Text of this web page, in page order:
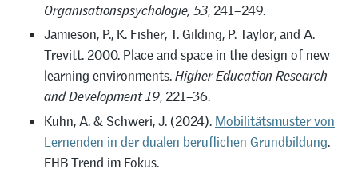
Organisationspsychologie, 53, 241–249.
Jamieson, P., K. Fisher, T. Gilding, P. Taylor, and A.
Trevitt. 2000. Place and space in the design of new
learning environments.Higher Education Research
and Development 19, 221–36.
Kuhn, A. & Schweri, J. (2024). Mobilitätsmuster von
Lernenden in der dualen beruflichen Grundbildung.
EHB Trend im Fokus.